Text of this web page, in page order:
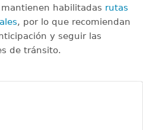
habilitadas rutas
, por lo que recomiendan
y seguir las
de tránsito.